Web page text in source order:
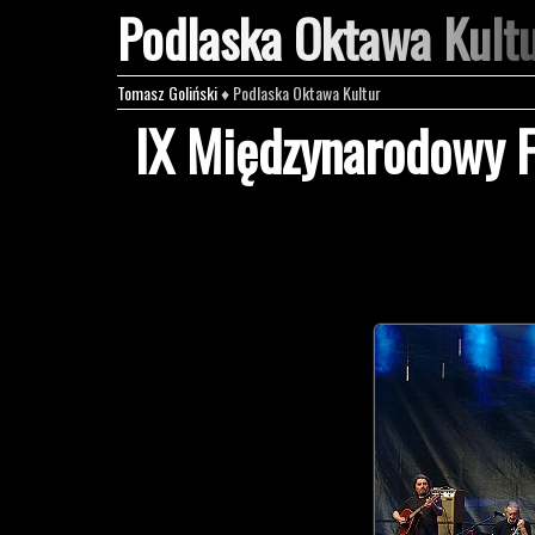
Podlaska Oktawa
Tomasz Goliński♦ Podlaska Oktawa Kultur
IX